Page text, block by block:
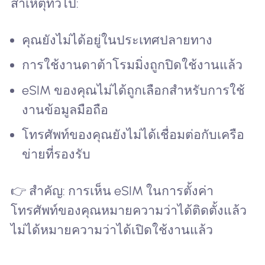
สาเหตุทั่วไป:
คุณยังไม่ได้อยู่ในประเทศปลายทาง
การใช้งานดาต้าโรมมิ่งถูกปิดใช้งานแล้ว
eSIM ของคุณไม่ได้ถูกเลือกสำหรับการใช้
งานข้อมูลมือถือ
โทรศัพท์ของคุณยังไม่ได้เชื่อมต่อกับเครือ
ข่ายที่รองรับ
👉 สำคัญ: การเห็น eSIM ในการตั้งค่า
โทรศัพท์ของคุณหมายความว่าได้ติดตั้งแล้ว
ไม่ได้หมายความว่าได้เปิดใช้งานแล้ว